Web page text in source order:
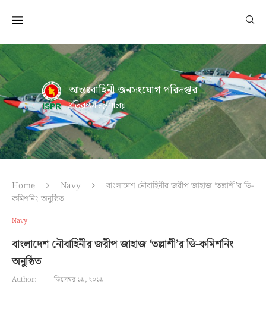
আন্তঃবাহিনী জনসংযোগ পরিদপ্তর
প্রতিরক্ষা মন্ত্রণালয়
Home Navy
বাংলাদেশ নৌবাহিনীর জরীপ জাহাজ ‘তল্লাশী’র ডি-
কমিশনিং অনুষ্ঠিত
Navy
বাংলাদেশ নৌবাহিনীর জরীপ জাহাজ ‘তল্লাশী’র ডি-কমিশনিং
অনুষ্ঠিত
Author: ডিসেম্বর ১৯, ২০১৯